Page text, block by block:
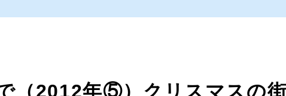
（2012年⑤）クリスマスの